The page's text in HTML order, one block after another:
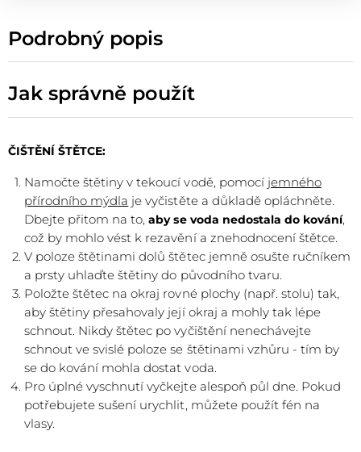
Podrobný popis
Jak správně použít
ČIŠTĚNÍ ŠTĚTCE:
Namočte štětiny v tekoucí vodě, pomocí jemného
přírodního mýdla je vyčistěte a důkladě opláchněte.
Dbejte přitom na to,aby se voda nedostala do kování,
což by mohlo vést k rezavění a znehodnocení štětce.
V poloze štětinami dolů štětec jemně osušte ručníkem
a prsty uhlaďte štětiny do původního tvaru.
Položte štětec na okraj rovné plochy (např. stolu) tak,
aby štětiny přesahovaly její okraj a mohly tak lépe
schnout. Nikdy štětec po vyčištění nenechávejte
schnout ve svislé poloze se štětinami vzhůru - tím by
se do kování mohla dostat voda.
Pro úplné vyschnutí vyčkejte alespoň půl dne. Pokud
potřebujete sušení urychlit, můžete použít fén na
vlasy.